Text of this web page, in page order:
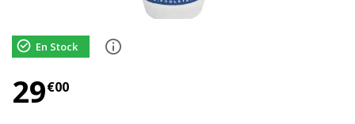
En Stock
29€00